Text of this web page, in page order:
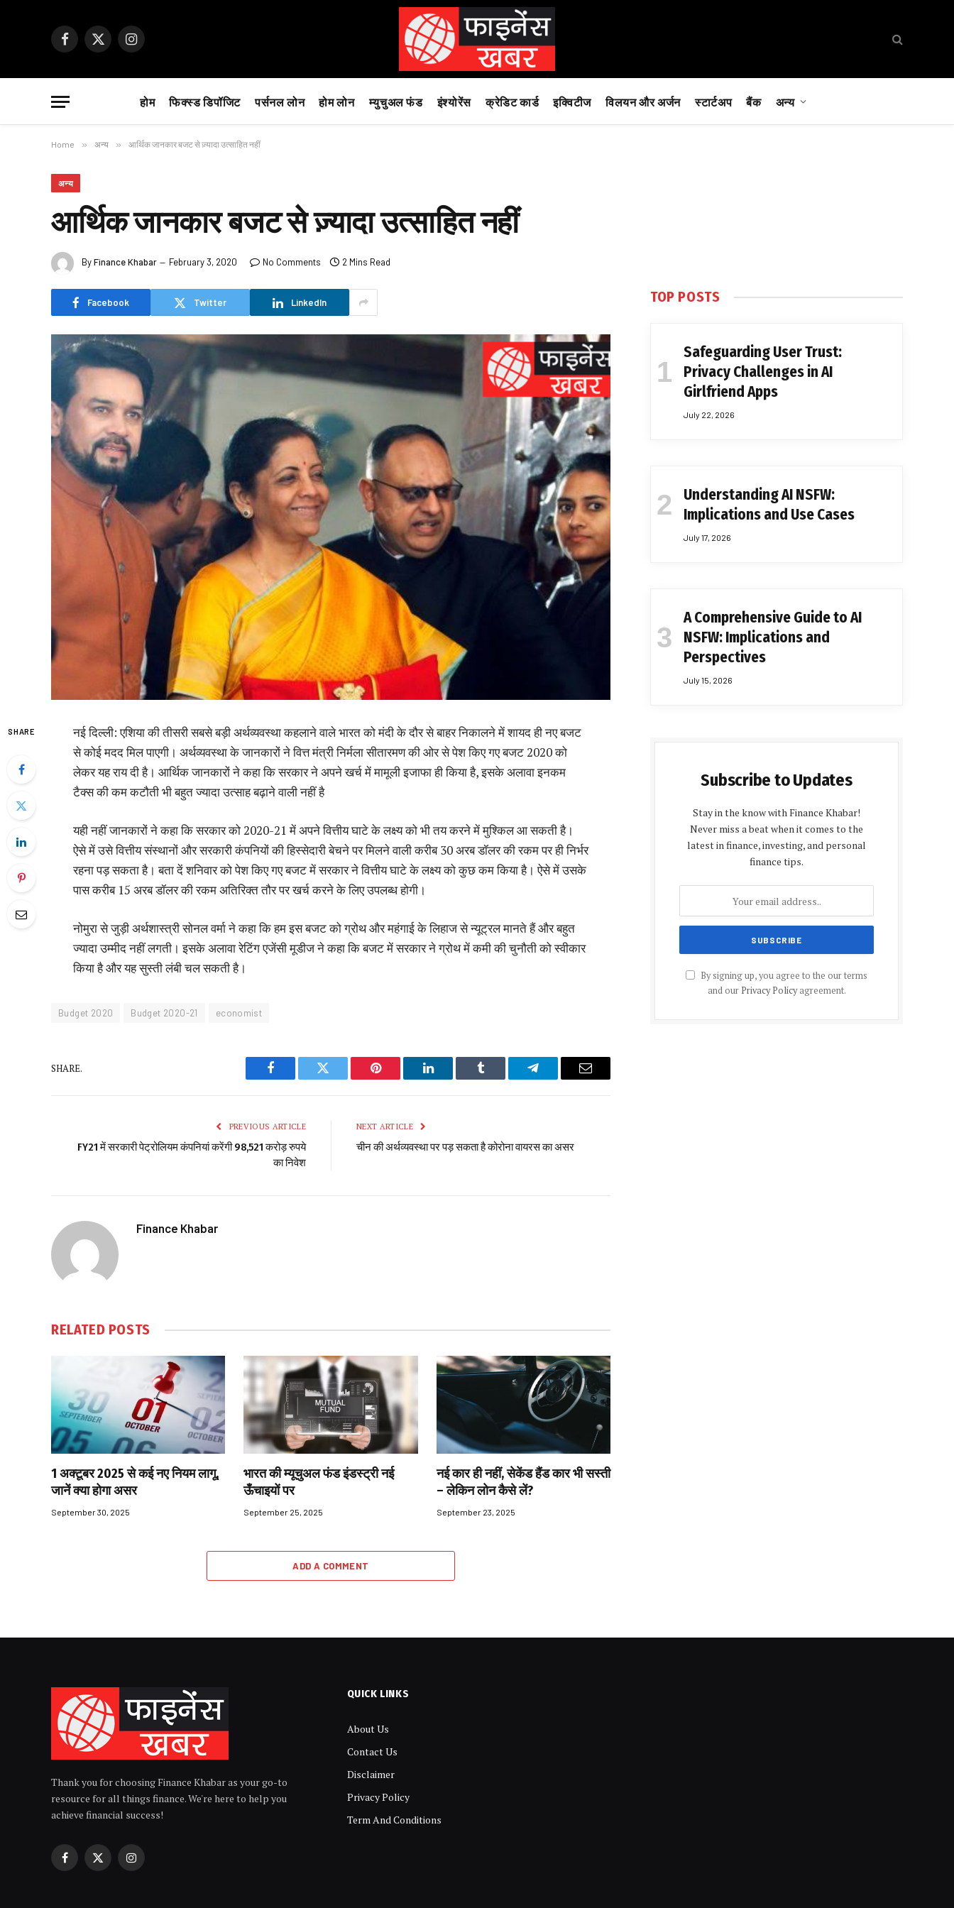
Facebook
X
Instagram
होम फिक्स्ड डिपॉजिट पर्सनल लोन होम लोन म्युचुअल फंड इंश्योरेंस क्रेडिट कार्ड इक्विटीज विलयन और अर्जन स्टार्टअप बैंक अन्य
Home » अन्य » आर्थिक जानकार बजट से ज़्यादा उत्साहित नहीं
अन्य
आर्थिक जानकार बजट से ज़्यादा उत्साहित नहीं
ByFinance Khabar February 3, 2020 No Comments 2 Mins Read
Facebook Twitter LinkedIn
SHARE
नई दिल्ली: एशिया की तीसरी सबसे बड़ी अर्थव्यवस्था कहलाने वाले भारत को मंदी के दौर से बाहर निकालने में शायद ही नए बजट
से कोई मदद मिल पाएगी। अर्थव्यवस्था के जानकारों ने वित्त मंत्री निर्मला सीतारमण की ओर से पेश किए गए बजट 2020 को
लेकर यह राय दी है। आर्थिक जानकारों ने कहा कि सरकार ने अपने खर्च में मामूली इजाफा ही किया है, इसके अलावा इनकम
टैक्स की कम कटौती भी बहुत ज्यादा उत्साह बढ़ाने वाली नहीं है
यही नहीं जानकारों ने कहा कि सरकार को 2020-21 में अपने वित्तीय घाटे के लक्ष्य को भी तय करने में मुश्किल आ सकती है।
ऐसे में उसे वित्तीय संस्थानों और सरकारी कंपनियों की हिस्सेदारी बेचने पर मिलने वाली करीब 30 अरब डॉलर की रकम पर ही निर्भर
रहना पड़ सकता है। बता दें शनिवार को पेश किए गए बजट में सरकार ने वित्तीय घाटे के लक्ष्य को कुछ कम किया है। ऐसे में उसके
पास करीब 15 अरब डॉलर की रकम अतिरिक्त तौर पर खर्च करने के लिए उपलब्ध होगी।
नोमुरा से जुड़ी अर्थशास्त्री सोनल वर्मा ने कहा कि हम इस बजट को ग्रोथ और महंगाई के लिहाज से न्यूट्रल मानते हैं और बहुत
ज्यादा उम्मीद नहीं लगती। इसके अलावा रेटिंग एजेंसी मूडीज ने कहा कि बजट में सरकार ने ग्रोथ में कमी की चुनौती को स्वीकार
किया है और यह सुस्ती लंबी चल सकती है।
Budget 2020 Budget 2020-21 economist
SHARE.
Facebook Twitter Pinterest LinkedIn Tumblr Telegram Email
PREVIOUS ARTICLE
FY21 में सरकारी पेट्रोलियम कंपनियां करेंगी 98,521 करोड़ रुपये
का निवेश
NEXT ARTICLE
चीन की अर्थव्यवस्था पर पड़ सकता है कोरोना वायरस का असर
Finance Khabar
RELATED POSTS
1 अक्टूबर 2025 से कई नए नियम लागू,
जानें क्या होगा असर
September 30, 2025
भारत की म्यूचुअल फंड इंडस्ट्री नई
ऊँचाइयों पर
September 25, 2025
नई कार ही नहीं, सेकेंड हैंड कार भी सस्ती
– लेकिन लोन कैसे लें?
September 23, 2025
ADD A COMMENT
TOP POSTS
Safeguarding User Trust:
Privacy Challenges in AI
Girlfriend Apps
July 22, 2026
Understanding AI NSFW:
Implications and Use Cases
July 17, 2026
A Comprehensive Guide to AI
NSFW: Implications and
Perspectives
July 15, 2026
Subscribe to Updates
Stay in the know with Finance Khabar!
Never miss a beat when it comes to the
latest in finance, investing, and personal
finance tips.
By signing up, you agree to the our terms
and our Privacy Policyagreement.
Thank you for choosing Finance Khabar as your go-to
resource for all things finance. We're here to help you
achieve financial success!
Facebook
X
Instagram
QUICK LINKS
About Us
Contact Us
Disclaimer
Privacy Policy
Term And Conditions